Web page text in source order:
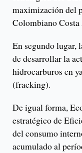
maximización del
Colombiano
En segundo lugar,
de desarrollar la
hidrocarburos en
(fracking).
De igual forma,
estratégico de
del consumo
acumulado al